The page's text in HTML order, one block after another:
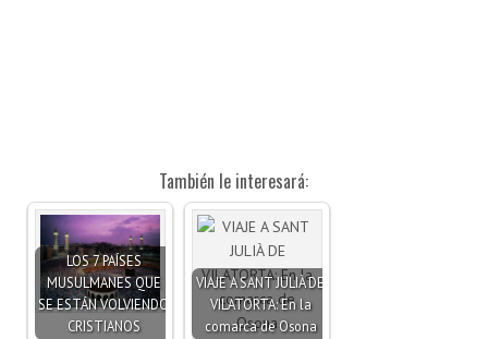
También le interesará:
LOS 7 PAÍSES
MUSULMANES QUE
SE ESTÁN VOLVIENDO
CRISTIANOS
VIAJE A SANT JULIÀ DE
VILATORTA: En la
comarca de Osona